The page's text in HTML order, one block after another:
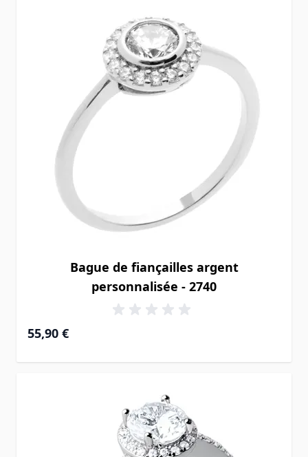
Bague de fiançailles argent
personnalisée - 2740
55,90 €